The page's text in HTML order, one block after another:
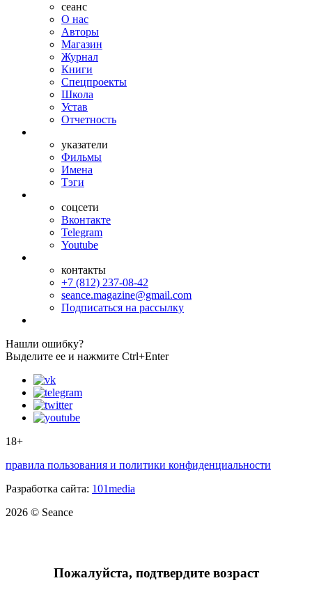
сеанс
О нас
Авторы
Магазин
Журнал
Книги
Спецпроекты
Школа
Устав
Отчетность
указатели
Фильмы
Имена
Тэги
соцсети
Вконтакте
Telegram
Youtube
контакты
+7 (812) 237-08-42
seance.magazine@gmail.com
Подписаться на рассылку
Нашли ошибку?
Выделите ее и нажмите Ctrl+Enter
18+
правила пользования и политики конфиденциальности
Разработка сайта: 101media
2026 © Seance
Пожалуйста, подтвердите возраст